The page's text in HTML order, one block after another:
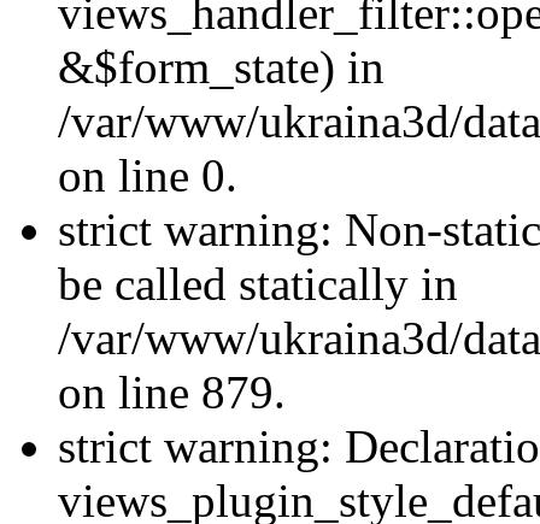
&$form_state) in
/var/www/ukraina3d/
on line 0.
strict warning: Non-
be called statically in
/var/www/ukraina3d/
on line 879.
strict warning: